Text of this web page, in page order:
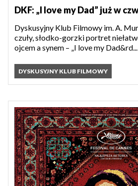
DKF: „I love my Dad” już w
Dyskusyjny Klub Filmowy im. A.
czuły, słodko-gorzki portret
ojcem a synem – „I love my Dad&rd...
DYSKUSYJNY KLUB FILMOWY